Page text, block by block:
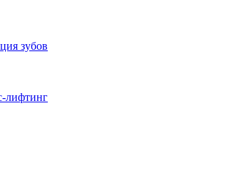
зубов
лифтинг